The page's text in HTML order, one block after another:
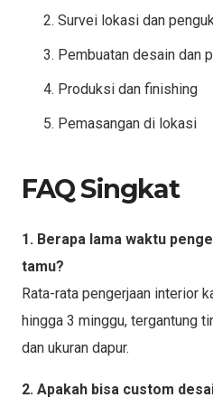
Survei lokasi dan
Pembuatan desain dan
Produksi dan finishing
Pemasangan di lokasi
FAQ Singkat
1. Berapa lama waktu
tamu?
Rata-rata pengerjaan interior
hingga 3 minggu, tergantung
dan ukuran dapur.
2. Apakah bisa custom